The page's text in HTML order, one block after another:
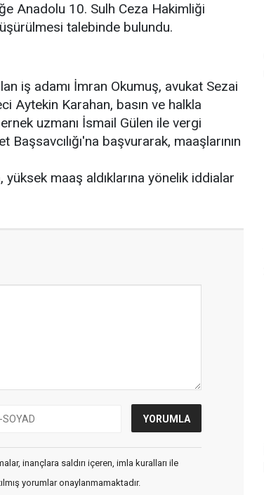
Anadolu 10. Sulh Ceza Hakimliği
talebinde bulundu.
iş adamı İmran Okumuş, avukat Sezai
Aytekin Karahan, basın ve halkla
uzmanı İsmail Gülen ile vergi
başvurarak, maaşlarının
yüksek maaş aldıklarına yönelik iddialar
inançlara saldırı içeren, imla kuralları ile
yorumlar onaylanmamaktadır.